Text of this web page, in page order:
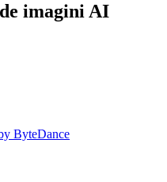
imagini AI
ByteDance